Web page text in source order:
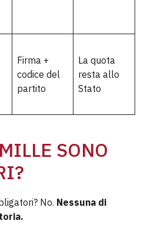
Firma +
codice del
partito
La quota
resta allo
Stato
SONO
No. Nessuna di